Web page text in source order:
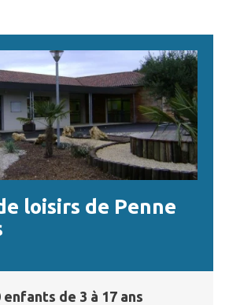
loisirs de Penne
enfants de 3 à 17 ans